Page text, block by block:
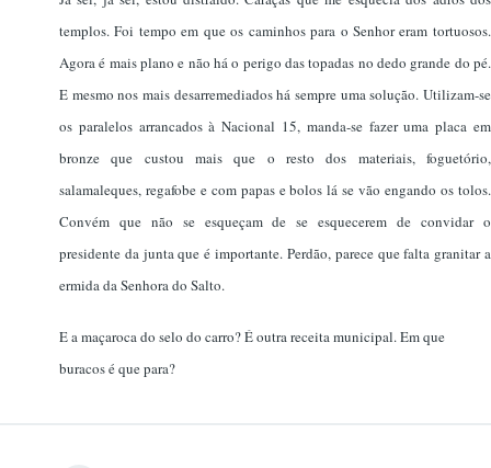
templos. Foi tempo em que os caminhos para o Senhor eram tortuosos.
Agora é mais plano e não há o perigo das topadas no dedo grande do pé.
E mesmo nos mais desarremediados há sempre uma solução. Utilizam-se
os paralelos arrancados à Nacional 15, manda-se fazer uma placa em
bronze que custou mais que o resto dos materiais, foguetório,
salamaleques, regafobe e com papas e bolos lá se vão engando os tolos.
Convém que não se esqueçam de se esquecerem de convidar o
presidente da junta que é importante. Perdão, parece que falta granitar a
ermida da Senhora do Salto.
E a maçaroca do selo do carro? É outra receita municipal. Em que
buracos é que para?